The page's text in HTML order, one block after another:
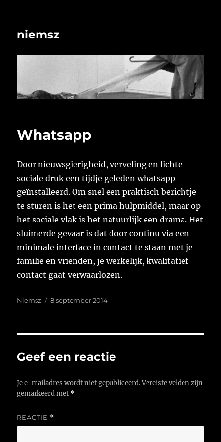
niemsz
Whatsapp
Door nieuwsgierigheid, verveling en lichte
sociale druk een tijdje geleden whatsapp
geïnstalleerd. Om snel een praktisch berichtje
te sturen is het een prima hulpmiddel, maar op
het sociale vlak is het natuurlijk een drama. Het
sluimerde gevaar is dat door continu via een
minimale interface in contact te staan met je
familie en vrienden, je werkelijk, kwalitatief
contact gaat verwaarlozen.
Auteur
Niemsz
Geplaatst
8 september 2014
Geef een reactie
Je e-mailadres wordt niet gepubliceerd. Vereiste velden zijn
gemarkeerd met *
REACTIE *